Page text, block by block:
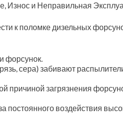
Износ и Неправильная
к поломке дизельных
форсунок.
сера) забивают
причиной загрязнения
воздействия